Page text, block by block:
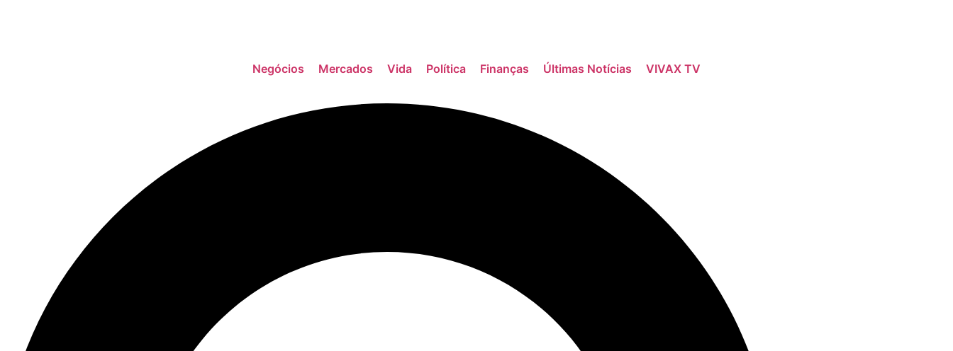
Negócios Mercados Vida Política Finanças Últimas Notícias VIVAX TV